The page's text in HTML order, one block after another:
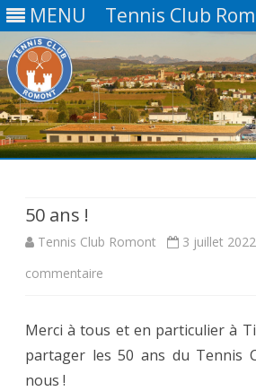
MENU Tennis Club
50 ans !
Tennis Club Romont 3 juillet 2022
commentaire
ans
!
Merci à tous et en particulier à
partager les 50 ans du Tennis
nous !